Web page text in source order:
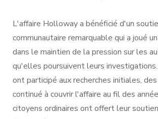
L'affaire Holloway a bénéficié d'un
communautaire remarquable qui a joué
dans le maintien de la pression sur les
qu'elles poursuivent leurs
ont participé aux recherches initiales,
continué à couvrir l'affaire au fil des
citoyens ordinaires ont offert leur